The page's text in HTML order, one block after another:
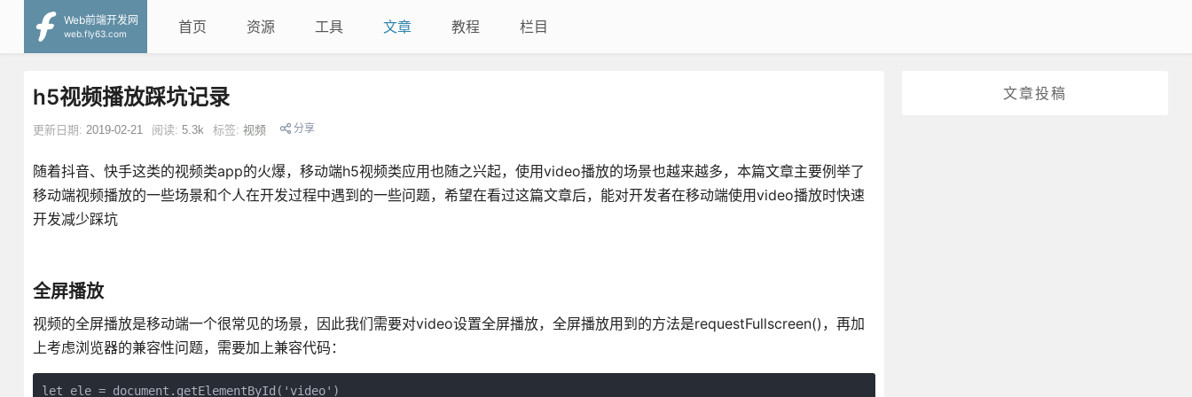
Web前端开发网
web.fly63.com
首页 资源 工具 文章 教程 栏目
文章投稿
h5视频播放踩坑记录
更新日期: 2019-02-21 阅读: 5.3k 标签: 视频 分享
随着抖音、快手这类的视频类app的火爆，移动端h5视频类应用也随之兴起，使用video播放的场景也越来越多，本篇文章主要例举了
移动端视频播放的一些场景和个人在开发过程中遇到的一些问题，希望在看过这篇文章后，能对开发者在移动端使用video播放时快速
开发减少踩坑
全屏播放
视频的全屏播放是移动端一个很常见的场景，因此我们需要对video设置全屏播放，全屏播放用到的方法是requestFullscreen()，再加
上考虑浏览器的兼容性问题，需要加上兼容代码：
let ele = document.getElementById('video')